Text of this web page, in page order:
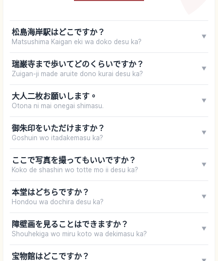
松島海岸駅はどこですか？
Matsushima Kaigan eki wa doko desu ka?
▼
瑞巌寺まで歩いてどのくらいですか？
Zuigan-ji made aruite dono kurai desu ka?
▼
大人二枚お願いします。
Otona ni mai onegai shimasu.
▼
御朱印をいただけますか？
Goshuin wo itadakemasu ka?
▼
ここで写真を撮ってもいいですか？
Koko de shashin wo totte mo ii desu ka?
▼
本堂はどちらですか？
Hondou wa dochira desu ka?
▼
障壁画を見ることはできますか？
Shouhekiga wo miru koto wa dekimasu ka?
▼
宝物館はどこですか？